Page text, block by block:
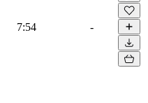
7:54 -